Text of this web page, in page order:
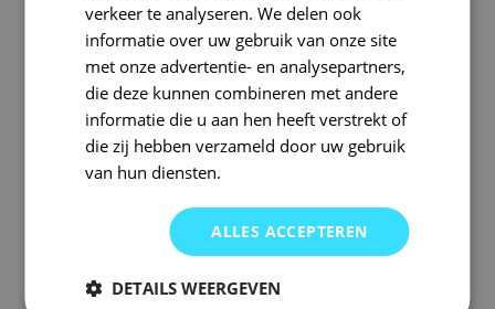
verkeer te analyseren. We delen ook
informatie over uw gebruik van onze site
met onze advertentie- en analysepartners,
die deze kunnen combineren met andere
informatie die u aan hen heeft verstrekt of
die zij hebben verzameld door uw gebruik
van hun diensten.
ALLES ACCEPTEREN
DETAILS WEERGEVEN